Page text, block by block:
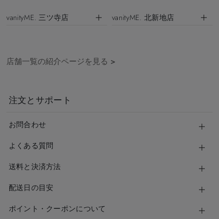
vanityME. 三ツ寺店 vanityME. 北新地店
店舗一覧の紹介ページを見る >
注文とサポート
お問合わせ
よくある質問
送料と決済方法
配送日の目安
ポイント・クーポンについて